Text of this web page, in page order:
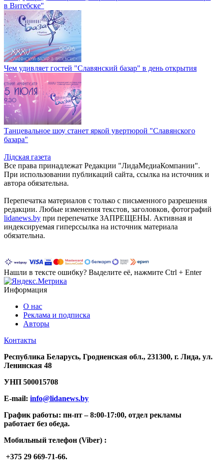
в Витебске"
Чем удивляет гостей "Славянский базар" в день открытия
Танцевальное шоу станет яркой увертюрой "Славянского
базара"
Лiдская газета
Все права принадлежат Редакции "ЛидаМедиаКомпании".
При использовании публикаций сайта, ссылка на источник и
автора обязательна.
Перепечатка материалов c только с письменного разрешения
редакции. Любые изменения текстов, заголовков, фотографий
lidanews.by при перепечатке ЗАПРЕЩЕНЫ. Активная и
индексируемая гиперссылка на источник материала
обязательна.
Нашли в тексте ошибку? Выделите её, нажмите Ctrl + Enter
Информация
О нас
Реклама и подписка
Авторы
Контакты
Республика Беларусь, Гродненская обл., 231300, г. Лида, ул.
Ленинская 48
УНП 500015708
E-mail: info@lidanews.by
График работы: пн-пт –8:00-17:00, отдел рекламы
работает без обеда.
Мобильный телефон (Viber) :
+375 29 669-71-66.